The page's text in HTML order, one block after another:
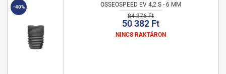
-40%
OSSEOSPEED EV 4,2 S - 6 MM
84 376 Ft
50 382 Ft
NINCS RAKTÁRON